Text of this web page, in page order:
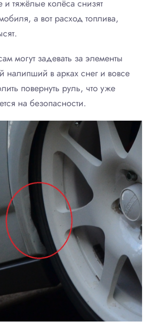
и тяжёлые колёса снизят
а вот расход топлива,
могут задевать за элементы
налипший в арках снег и вовсе
повернуть руль, что уже
на безопасности.